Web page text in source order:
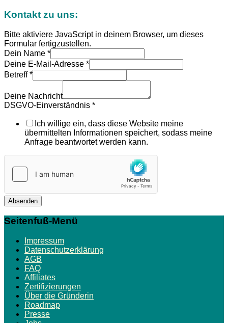
Kontakt zu uns:
Bitte aktiviere JavaScript in deinem Browser, um dieses
Formular fertigzustellen.
Dein Name *
Deine E-Mail-Adresse *
Betreff*
Deine Nachricht
DSGVO-Einverständnis *
Ich willige ein, dass diese Website meine
übermittelten Informationen speichert, sodass meine
Anfrage beantwortet werden kann.
Absenden
Seitenfuß-Menü
Impressum
Datenschutzerklärung
AGB
FAQ
Affiliates
Zertifizierungen
Über die Gründerin
Roadmap
Presse